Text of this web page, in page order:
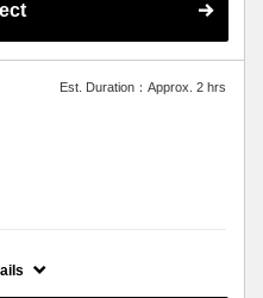
Est. Duration：Approx. 2 hrs
ンプー、ブロー込み